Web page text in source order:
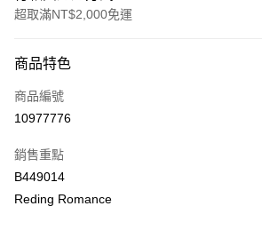
超取滿NT$2,000免運
信用卡一次付款
LINE Pay
街口支付
悠遊付
商品特色
商品編號
10977776
銷售重點
B449014
Reding Romance